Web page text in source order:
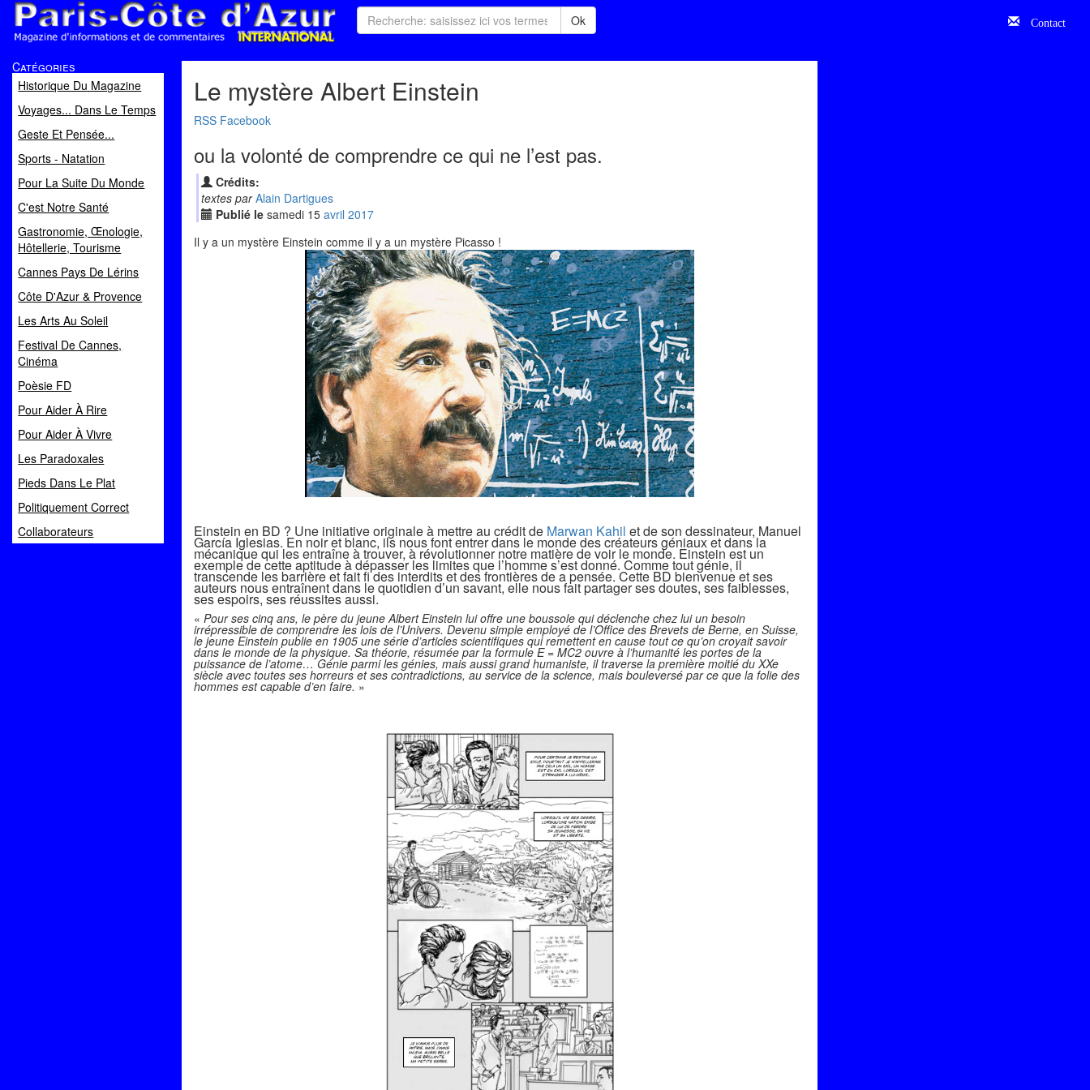
Magazine d'informations et de commentaires
Ok Contact
Catégories
Historique Du Magazine
Voyages... Dans Le Temps
Geste Et Pensée...
Sports - Natation
Pour La Suite Du Monde
C'est Notre Santé
Gastronomie, Œnologie,
Hôtellerie, Tourisme
Cannes Pays De Lérins
Côte D'Azur & Provence
Les Arts Au Soleil
Festival De Cannes,
Cinéma
Poèsie FD
Pour Aider À Rire
Pour Aider À Vivre
Les Paradoxales
Pieds Dans Le Plat
Politiquement Correct
Collaborateurs
Le mystère Albert Einstein
RSS Facebook
ou la volonté de comprendre ce qui ne l’est pas.
Crédits:
textes par Alain Dartigues
Publié le samedi 15 avril 2017
Il y a un mystère Einstein comme il y a un mystère Picasso !
Einstein en BD ? Une initiative originale à mettre au crédit de Marwan Kahil et de son dessinateur, Manuel
García Iglesias. En noir et blanc, ils nous font entrerdans le monde des créateurs géniaux et dans la
mécaniquequi lesentraîneà trouver, à révolutionner notre matière devoir le monde. Einstein est un
exemple de cette aptitude à dépasser les limites que l’homme s’est donné. Comme tout génie, il
transcende les barrière et fait fi des interditset des frontièresde a pensée. Cette BD bienvenue et ses
auteurs nous entraînent dans le quotidien d’un savant, elle nous fait partager ses doutes, ses faiblesses,
ses espoirs, ses réussites aussi.
« Pour ses cinq ans, le père du jeune Albert Einstein lui offre une boussole qui déclenche chez lui un besoin
irrépressible de comprendre les lois de l’Univers. Devenu simple employé de l’Office des Brevets de Berne, en Suisse,
le jeune Einstein publie en 1905 une série d’articles scientifiques qui remettent en cause tout ce qu’on croyait savoir
dans le monde de la physique. Sa théorie, résumée par la formule E = MC2 ouvre à l’humanité les portes de la
puissance de l’atome… Génie parmi les génies, mais aussi grand humaniste, il traverse la première moitié du XXe
siècle avec toutes ses horreurs et ses contradictions, au service de la science, mais bouleversé par ce que la folie des
hommes est capable d’en faire. »